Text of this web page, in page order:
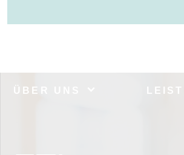
ÜBER UNS